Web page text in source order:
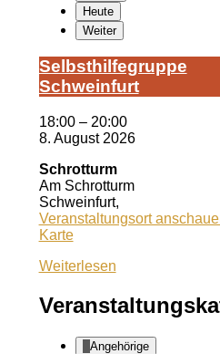
Heute
Weiter
Selbst­hil­fe­grup­pe
Schwein­furt
18:00 – 20:00
8. August 2026
Schrotturm
Am Schrotturm
Schweinfurt,
Veranstaltungsort
KarteSchrotturm
Weiterlesen
Angehörige